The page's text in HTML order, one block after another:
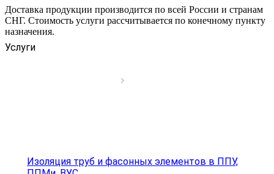
Доставка продукции производится по всей России и странам
СНГ. Стоимость услуги рассчитывается по конечному пункту
назначения.
Услуги
Изоляция труб и фасонных элементов в ППУ,